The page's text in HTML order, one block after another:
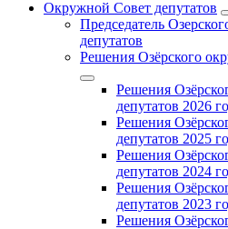
Окружной Совет депутатов
Председатель
депутатов
Решения Озёрского
Решения
депутатов 2026
Решения
депутатов 2025
Решения
депутатов 2024
Решения
депутатов 2023
Решения